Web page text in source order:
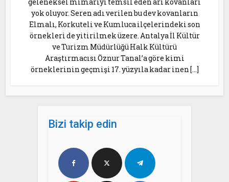
yok oluyor. Seren adı verilen bu dev kovanların
Elmalı, Korkuteli ve Kumluca ilçelerindeki son
örnekleri de yitirilmek üzere. Antalya İl Kültür
ve Turizm Müdürlüğü Halk Kültürü
Araştırmacısı Öznur Tanal’a göre kimi
örneklerinin geçmişi 17. yüzyıla kadar inen […]
Bizi takip edin